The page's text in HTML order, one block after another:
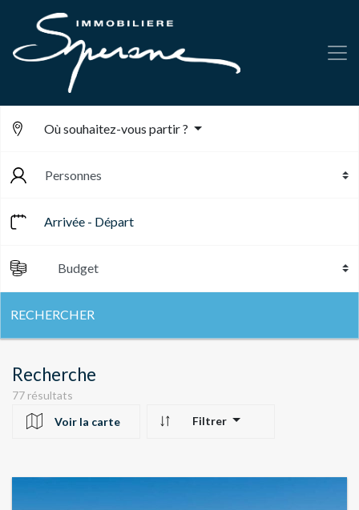
Où souhaitez-vous partir ?
Recherche
77 résultats
Voir la carte
Filtrer